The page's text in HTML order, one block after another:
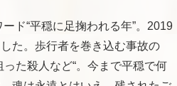
ド“平穏に足掬われる年”。2019
た。歩行者を巻き込む事故の
た殺人など“。今まで平穏で何